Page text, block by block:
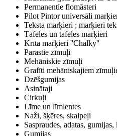
Permanentie flomāsteri
Pilot Pintor universāli
Teksta marķieri ; marķieri
Tāfeles un tāfeles marķieri
Krīta marķieri ''Chalky''
Parastie zīmuļi
Mehāniskie zīmuļi
Grafīti mehāniskajiem
Dzēšgumijas
Asinātaji
Cirkuļi
Līme un līmlentes
Naži, šķēres, skalpeļi
Saspraudes, adatas,
Gumijas